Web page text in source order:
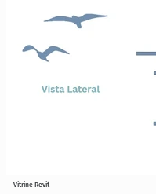
Vitrine Revit